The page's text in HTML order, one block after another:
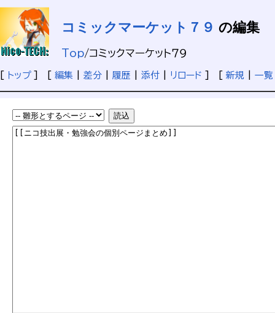
コミックマーケット７９ の編集
Top/コミックマーケット７９
トップ] [ 編集 差分 履歴 添付 リロード 新規 一覧